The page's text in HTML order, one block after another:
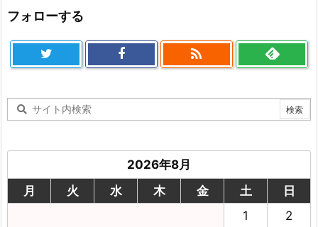
フォローする

2026年8月
月
火 水 木 金 土
日
1
2